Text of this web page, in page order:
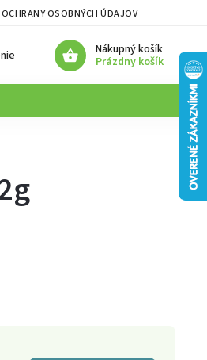
OSOBNÝCH ÚDAJOV
Nákupný košík
Prázdny košík